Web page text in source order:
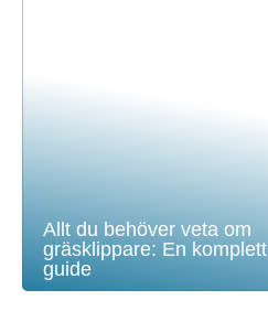
Allt du behöver veta om
gräsklippare: En komplett
guide